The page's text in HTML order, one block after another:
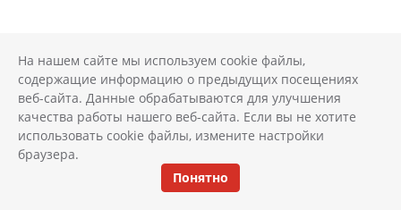
Керамогранит Форум Вэйв Дезерт 60x120
3 375 руб./м2
На нашем сайте мы используем cookie файлы,
содержащие информацию о предыдущих посещениях
веб-сайта. Данные обрабатываются для улучшения
качества работы нашего веб-сайта. Если вы не хотите
использовать cookie файлы, измените настройки
браузера.
Понятно